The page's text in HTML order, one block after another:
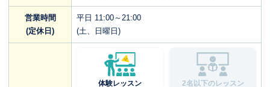
営業時間
(定休日)
平日 11:00～21:00
(土、日曜日)
体験レッスン 2名以下のレッスン